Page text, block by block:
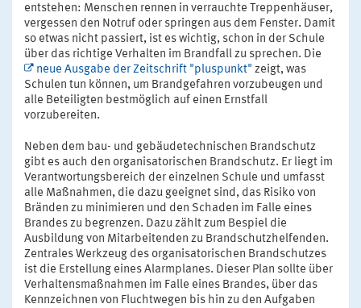
entstehen: Menschen rennen in verrauchte Treppenhäuser,
vergessen den Notruf oder springen aus dem Fenster. Damit
so etwas nicht passiert, ist es wichtig, schon in der Schule
über das richtige Verhalten im Brandfall zu sprechen. Die
neue Ausgabe der Zeitschrift "pluspunkt" zeigt, was
Schulen tun können, um Brandgefahren vorzubeugen und
alle Beteiligten bestmöglich auf einen Ernstfall
vorzubereiten.
Neben dem bau- und gebäudetechnischen Brandschutz
gibt es auch den organisatorischen Brandschutz. Er liegt im
Verantwortungsbereich der einzelnen Schule und umfasst
alle Maßnahmen, die dazu geeignet sind, das Risiko von
Bränden zu minimieren und den Schaden im Falle eines
Brandes zu begrenzen. Dazu zählt zum Bespiel die
Ausbildung von Mitarbeitenden zu Brandschutzhelfenden.
Zentrales Werkzeug des organisatorischen Brandschutzes
ist die Erstellung eines Alarmplanes. Dieser Plan sollte über
Verhaltensmaßnahmen im Falle eines Brandes, über das
Kennzeichnen von Fluchtwegen bis hin zu den Aufgaben